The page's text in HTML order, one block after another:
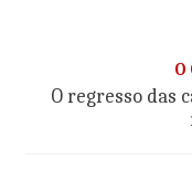
O regresso das